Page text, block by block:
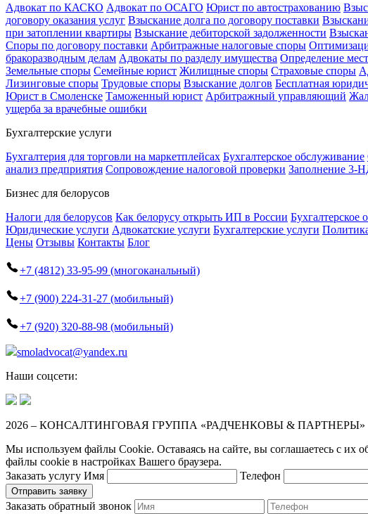
Адвокат по КАСКО Адвокат по ОСАГО Юрист по автострахованию
договору оказания услуг Взыскание долга по договору поставки
при затоплении квартиры Взыскание дебиторской задолженности
Споры по договору поставки Арбитражные налоговые споры
бракоразводным делам Адвокаты по разделу имущества Определение
Земельные споры Семейные юрист Жилищные споры Страховые споры
Лизинговые споры Трудовые споры Взыскание долгов Бесплатная
Юрист в Смоленске Таможенный юрист Арбитражный управляющий
ущерба за врачебные ошибки
Бухгалтерские услуги
Бухгалтерия для торговли на маркетплейсах Бухгалтерское обслуживание
анализ предприятия Сопровождение налоговой проверки Заполнение 3-
Бизнес для белорусов
Налоги для белорусов Как белорусу открыть ИП в России Бухгалтерское
Юридические услуги Адвокатские услуги Бухгалтерские услуги
Цены Отзывы Контакты Блог
+7 (4812) 33-95-99 (многоканальный)
+7 (900) 224-31-27 (мобильный)
+7 (920) 320-88-98 (мобильный)
smoladvocat@yandex.ru
Наши соцсети:
2026 – КОНСАЛТИНГОВАЯ ГРУППА «РАДЧЕНКОВЫ & ПАРТНЕРЫ»
Мы используем файлы Cookie. Оставаясь на сайте, вы соглашаетесь с их
файлы cookie в настройках Вашего браузера.
Заказать услугу Имя Телефон
Заказать обратный звонок